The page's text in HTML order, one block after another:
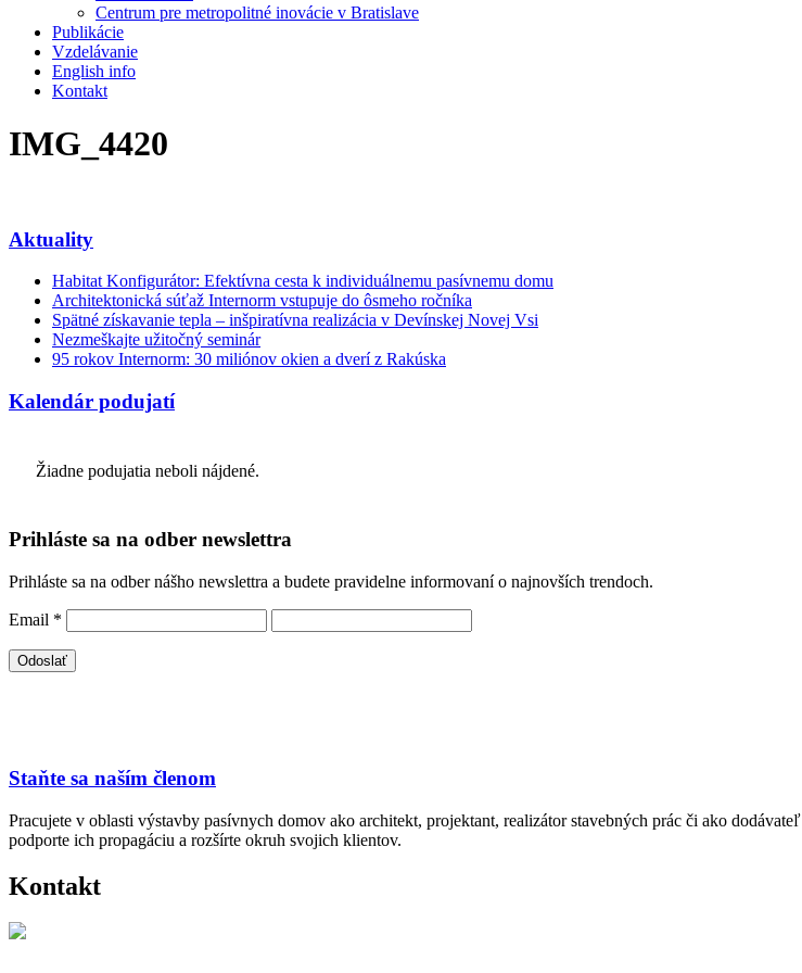
Centrum pre metropolitné inovácie v Bratislave
Publikácie
Vzdelávanie
English info
Kontakt
IMG_4420
Aktuality
Habitat Konfigurátor: Efektívna cesta k individuálnemu pasívnemu domu
Architektonická súťaž Internorm vstupuje do ôsmeho ročníka
Spätné získavanie tepla – inšpiratívna realizácia v Devínskej Novej Vsi
Nezmeškajte užitočný seminár
95 rokov Internorm: 30 miliónov okien a dverí z Rakúska
Kalendár podujatí
Žiadne podujatia neboli nájdené.
Prihláste sa na odber newslettra
Prihláste sa na odber nášho newslettra a budete pravidelne informovaní o najnovších trendoch.
Email *
Staňte sa naším členom
Pracujete v oblasti výstavby pasívnych domov ako architekt, projektant, realizátor stavebných prác či ako
podporte ich propagáciu a rozšírte okruh svojich klientov.
Kontakt